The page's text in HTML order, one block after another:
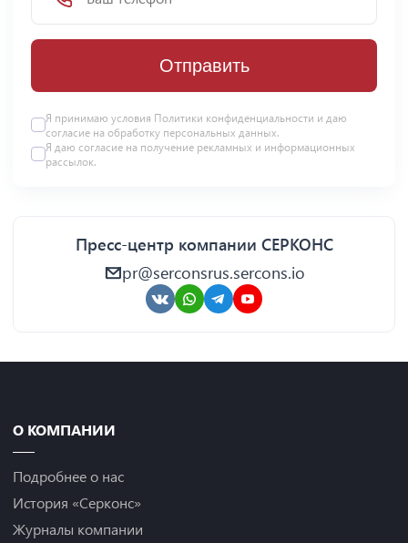
Отправить
Я принимаю условия Политики конфиденциальности и даю
согласие на обработку персональных данных.
Я даю согласие на получение рекламных и информационных
рассылок.
Пресс-центр компании СЕРКОНС
pr@serconsrus.sercons.io
О КОМПАНИИ
Подробнее о нас
История «Серконс»
Журналы компании